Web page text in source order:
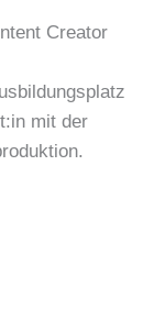
Creator
mit der